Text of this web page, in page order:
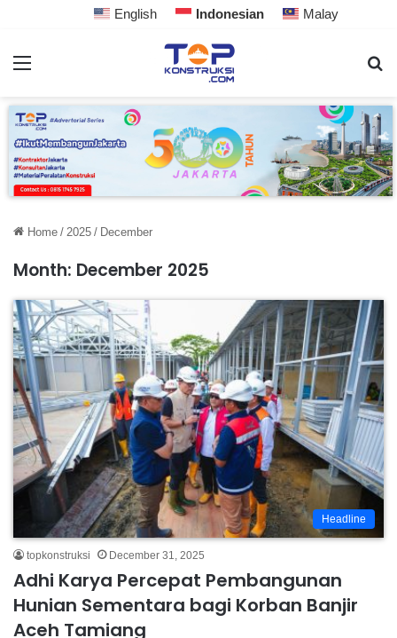
English Indonesian Malay
Home / 2025 / December
Month: December 2025
Headline
topkonstruksi December 31, 2025
Adhi Karya Percepat Pembangunan
Hunian Sementara bagi Korban Banjir
Aceh Tamiang